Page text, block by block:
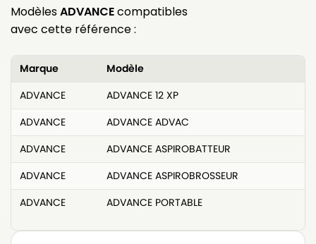
ModèlesADVANCEcompatibles
avec cette référence :
Marque
Modèle
ADVANCE
ADVANCE 12 XP
ADVANCE
ADVANCE ADVAC
ADVANCE
ADVANCE ASPIROBATTEUR
ADVANCE
ADVANCE ASPIROBROSSEUR
ADVANCE
ADVANCE PORTABLE